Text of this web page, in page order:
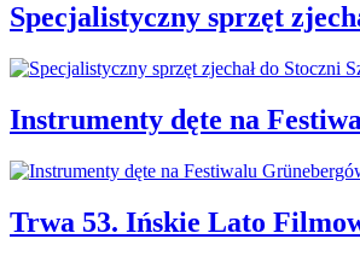
Specjalistyczny sprzęt
Instrumenty dęte na
Trwa 53. Ińskie Lato